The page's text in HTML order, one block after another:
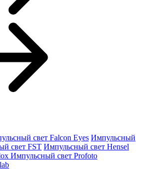
свет Falcon Eyes Импульсный
свет FST Импульсный свет Hensel
Импульсный свет Profoto